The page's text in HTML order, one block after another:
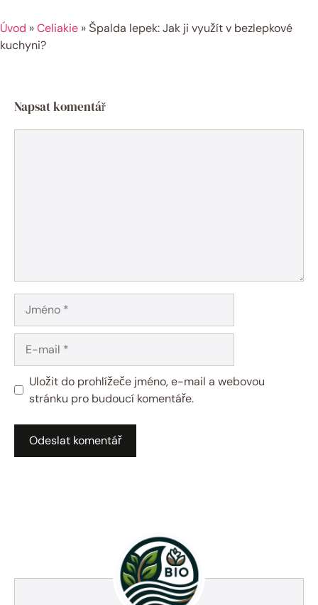
Úvod »Celiakie » Špalda lepek: Jak ji využít v bezlepkové
kuchyni?
Napsat komentář
mail
Uložit do prohlížeče jméno, e-mail a webovou
stránku pro budoucí komentáře.